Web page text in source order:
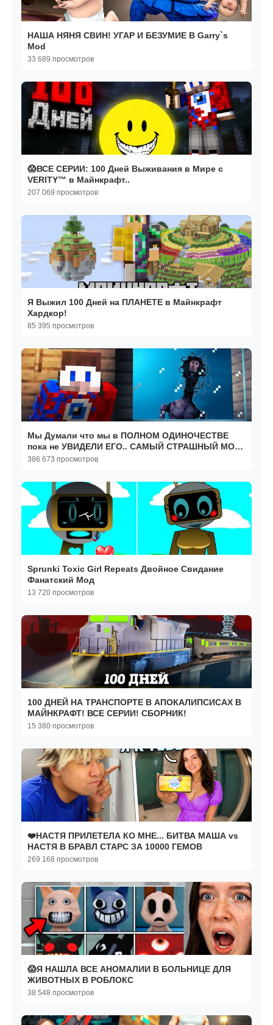
НАША НЯНЯ СВИН! УГАР И БЕЗУМИЕ В Garry`s
Mod
33 689 просмотров
😱ВСЕ СЕРИИ: 100 Дней Выживания в Мире с
VERITY™ в Майнкрафт..
207 069 просмотров
Я Выжил 100 Дней на ПЛАНЕТЕ в Майнкрафт
Хардкор!
85 395 просмотров
Мы Думали что мы в ПОЛНОМ ОДИНОЧЕСТВЕ
пока не УВИДЕЛИ ЕГО.. САМЫЙ СТРАШНЫЙ МОД
THE LOCUST
386 673 просмотров
Sprunki Toxic Girl Repeats Двойное Свидание
Фанатский Мод
13 720 просмотров
100 ДНЕЙ НА ТРАНСПОРТЕ В АПОКАЛИПСИСАХ В
МАЙНКРАФТ! ВСЕ СЕРИИ! СБОРНИК!
15 380 просмотров
❤️НАСТЯ ПРИЛЕТЕЛА КО МНЕ... БИТВА МАША vs
НАСТЯ В БРАВЛ СТАРС ЗА 10000 ГЕМОВ
269 168 просмотров
😱Я НАШЛА ВСЕ АНОМАЛИИ В БОЛЬНИЦЕ ДЛЯ
ЖИВОТНЫХ В РОБЛОКС
38 548 просмотров